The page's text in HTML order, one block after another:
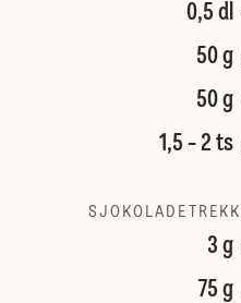
0,5 dl
50 g
50 g
1,5 - 2 ts
SJOKOLADETREKK
3 g
75 g